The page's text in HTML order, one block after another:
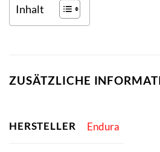
Inhalt
ZUSÄTZLICHE
HERSTELLER Endura